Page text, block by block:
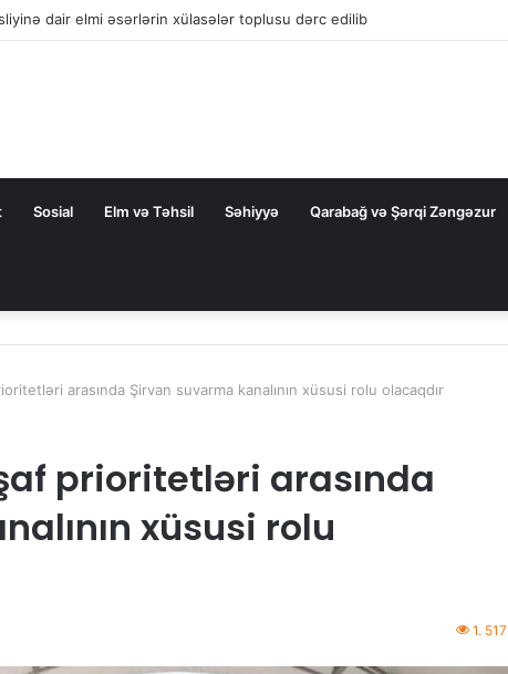
nəqliyyat əməkdaşlığını dərinləşdirməyə hazırdır
Sosial Elm və Təhsil Səhiyyə Qarabağ və Şərqi Zəngəzur
arasında Şirvan suvarma kanalının xüsusi rolu olacaqdır
prioritetləri arasında
xüsusi rolu
1. 517